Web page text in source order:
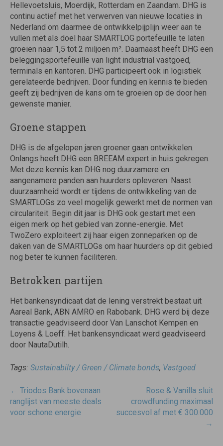
Hellevoetsluis, Moerdijk, Rotterdam en Zaandam. DHG is
continu actief met het verwerven van nieuwe locaties in
Nederland om daarmee de ontwikkelpijplijn weer aan te
vullen met als doel haar SMARTLOG portefeuille te laten
groeien naar 1,5 tot 2 miljoen m². Daarnaast heeft DHG een
beleggingsportefeuille van light industrial vastgoed,
terminals en kantoren. DHG participeert ook in logistiek
gerelateerde bedrijven. Door funding en kennis te bieden
geeft zij bedrijven de kans om te groeien op de door hen
gewenste manier.
Groene stappen
DHG is de afgelopen jaren groener gaan ontwikkelen.
Onlangs heeft DHG een BREEAM expert in huis gekregen.
Met deze kennis kan DHG nog duurzamere en
aangenamere panden aan huurders opleveren. Naast
duurzaamheid wordt er tijdens de ontwikkeling van de
SMARTLOGs zo veel mogelijk gewerkt met de normen van
circulariteit. Begin dit jaar is DHG ook gestart met een
eigen merk op het gebied van zonne-energie. Met
TwoZero exploiteert zij haar eigen zonneparken op de
daken van de SMARTLOGs om haar huurders op dit gebied
nog beter te kunnen faciliteren.
Betrokken partijen
Het bankensyndicaat dat de lening verstrekt bestaat uit
Aareal Bank, ABN AMRO en Rabobank. DHG werd bij deze
transactie geadviseerd door Van Lanschot Kempen en
Loyens & Loeff. Het bankensyndicaat werd geadviseerd
door NautaDutilh.
Tags: Sustainabilty / Green / Climate bonds, Vastgoed
Post
navigatie
← Triodos Bank bovenaan
ranglijst van meeste deals
voor schone energie
Rose & Vanilla sluit
crowdfunding maximaal
succesvol af met € 300.000
→